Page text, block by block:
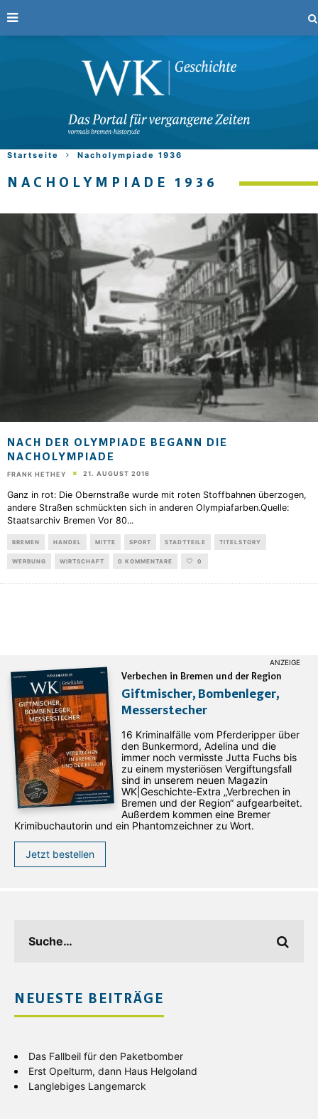
Startseite Nacholympiade 1936
NACHOLYMPIADE 1936
NACH DER OLYMPIADE BEGANN DIE
NACHOLYMPIADE
FRANK HETHEY 21. AUGUST 2016
Ganz in rot: Die Obernstraße wurde mit roten Stoffbahnen überzogen,
andere Straßen schmückten sich in anderen Olympiafarben.Quelle:
Staatsarchiv Bremen Vor 80...
BREMEN HANDEL MITTE SPORT STADTTEILE TITELSTORY
WERBUNG WIRTSCHAFT 0 KOMMENTARE 0
Verbechen in Bremen und der Region
Giftmischer, Bombenleger,
Messerstecher
16 Kriminalfälle vom Pferderipper über
den Bunkermord, Adelina und die
immer noch vermisste Jutta Fuchs bis
zu einem mysteriösen Vergiftungsfall
sind in unserem neuen Magazin
WK|Geschichte-Extra „Verbrechen in
Bremen und der Region“ aufgearbeitet.
Außerdem kommen eine Bremer
Krimibuchautorin und ein Phantomzeichner zu Wort.
Jetzt bestellen
NEUESTE BEITRÄGE
Das Fallbeil für den Paketbomber
Erst Opelturm, dann Haus Helgoland
Langlebiges Langemarck